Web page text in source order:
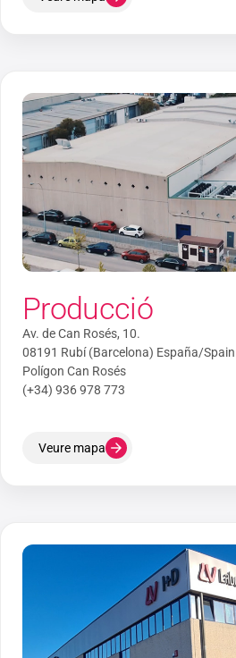
Producció
Av. de Can Rosés, 10.
08191 Rubí (Barcelona) España/Spain
Polígon Can Rosés
(+34) 936 978 773
Veure mapa